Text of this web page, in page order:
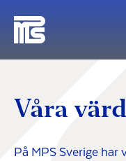
Våra
På MPS Sverige har